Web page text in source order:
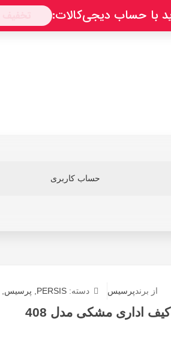
حساب کاربری
از برندپرسیس دسته: PERSIS پرسیس
کیف اداری مشکی مدل 408